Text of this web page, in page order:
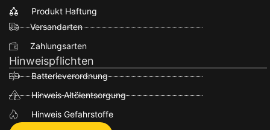
Produkt Haftung
Versandarten
Zahlungsarten
Hinweispflichten
Batterieverordnung
Hinweis Altölentsorgung
Hinweis Gefahrstoffe